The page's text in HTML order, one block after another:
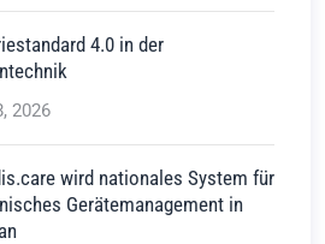
4.0 in der
2026
wird nationales System für
Gerätemanagement in